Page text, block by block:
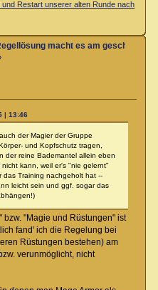
Restart unserer alten Runde nach
macht es am
| 13:46
der Magier der Gruppe
und Kopfschutz tragen,
der reine Bademantel allein eben
kann, weil er's "nie gelernt"
das Training nachgeholt hat --
leicht sein und ggf. sogar das
bzw. "Magie und Rüstungen" ist
fand' ich die Regelung bei
Rüstungen bestehen) am
verunmöglicht, nicht